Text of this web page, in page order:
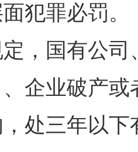
罪必罚。
，国有公
企业破产
处三年以